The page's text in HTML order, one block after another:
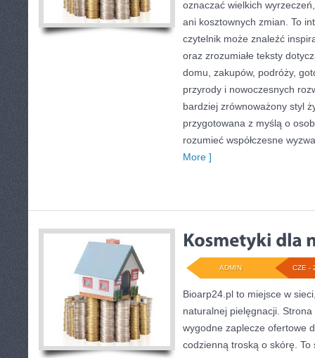
oznaczać wielkich
ani kosztownych zmian. To
czytelnik może znaleźć
oraz zrozumiałe teksty
domu, zakupów, podróży,
przyrody i nowoczesnych
bardziej zrównoważony styl
przygotowana z myślą o
rozumieć współczesne
More ]
CZE -
ADMIN
Bioarp24.pl to miejsce w
naturalnej pielęgnacji.
wygodne zaplecze ofertowe
codzienną troską o skórę.